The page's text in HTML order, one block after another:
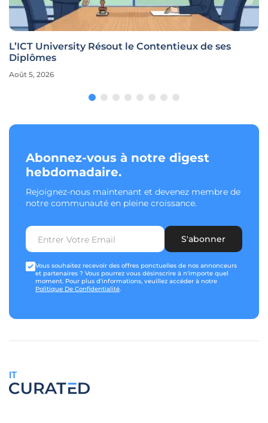
L’ICT University Résout le Contentieux de ses
Diplômes
Août 5, 2026
Abonnez-vous à notre digest
hebdomadaire.
Rejoignez-nous maintenant et devenez membre de
notre communauté en pleine croissance.
S'abonner
Vous souhaitez recevoir des offres ponctuelles de nos annonceurs
et partenaires ? Vous pourrez vous désinscrire à n'importe quel
moment. Pour plus d'informations, veuillez accéder à notre
Politique De Confidentialité.
IT